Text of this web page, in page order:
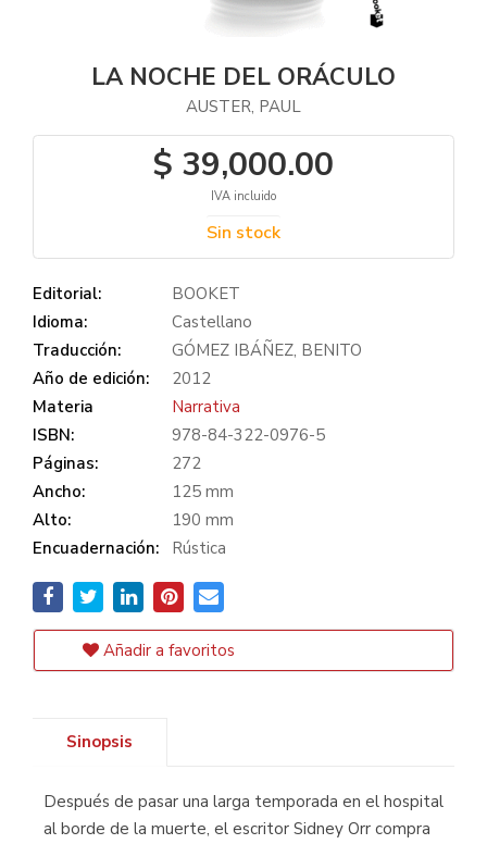
LA NOCHE DEL ORÁCULO
AUSTER, PAUL
$ 39,000.00
IVA incluido
Sin stock
Editorial:
BOOKET
Idioma:
Castellano
Traducción:
GÓMEZ IBÁÑEZ, BENITO
Año de edición:
2012
Materia
Narrativa
ISBN:
978-84-322-0976-5
Páginas:
272
Ancho:
125 mm
Alto:
190 mm
Encuadernación:
Rústica
Añadir a favoritos
Sinopsis
Después de pasar una larga temporada en el hospital
al borde de la muerte, el escritor Sidney Orr compra